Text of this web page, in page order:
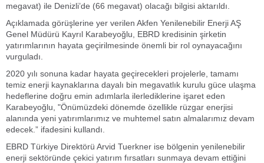
megavat) ile Denizli’de (66 megavat) olacağı bilgisi aktarıldı.
Açıklamada görüşlerine yer verilen Akfen Yenilenebilir Enerji AŞ
Genel Müdürü Kayrıl Karabeyoğlu, EBRD kredisinin şirketin
yatırımlarının hayata geçirilmesinde önemli bir rol oynayacağını
vurguladı.
2020 yılı sonuna kadar hayata geçirecekleri projelerle, tamamı
temiz enerji kaynaklarına dayalı bin megavatlık kurulu güce ulaşma
hedeflerine doğru emin adımlarla ilerlediklerine işaret eden
Karabeyoğlu, "Önümüzdeki dönemde özellikle rüzgar enerjisi
alanında yeni yatırımlarımız ve muhtemel satın almalarımız devam
edecek.” ifadesini kullandı.
EBRD Türkiye Direktörü Arvid Tuerkner ise bölgenin yenilenebilir
enerji sektöründe çekici yatırım fırsatları sunmaya devam ettiğini